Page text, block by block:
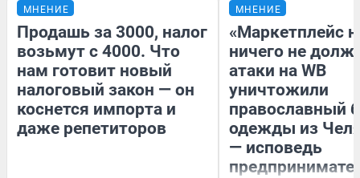
МНЕНИЕ
Продашь за 3000, налог
возьмут с 4000. Что
нам готовит новый
налоговый закон — он
коснется импорта и
даже репетиторов
МНЕНИЕ
«Маркетплейс
ничего не
атаки на WB
уничтожили
православный
одежды из
— исповедь